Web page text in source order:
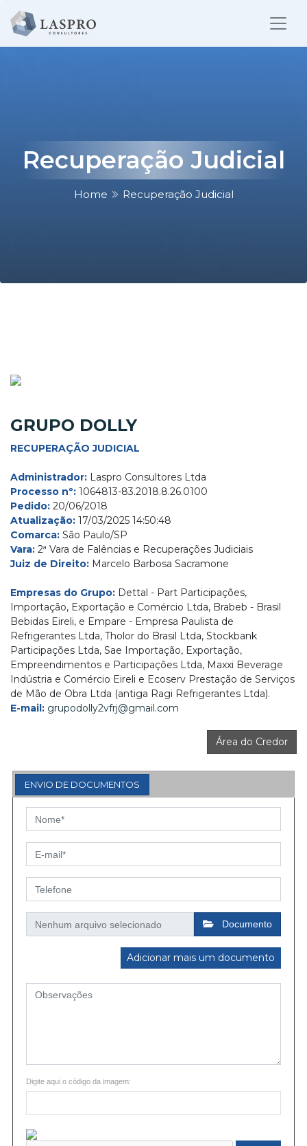
Recuperação Judicial
Home Recuperação Judicial
GRUPO DOLLY
RECUPERAÇÃO JUDICIAL
Administrador: Laspro Consultores Ltda
Processo nº: 1064813-83.2018.8.26.0100
Pedido: 20/06/2018
Atualização: 17/03/2025 14:50:48
Comarca: São Paulo/SP
Vara: 2ª Vara de Falências e Recuperações Judiciais
Juiz de Direito: Marcelo Barbosa Sacramone
Empresas do Grupo: Dettal - Part Participações,
Importação, Exportação e Comércio Ltda, Brabeb - Brasil
Bebidas Eireli, e Empare - Empresa Paulista de
Refrigerantes Ltda, Tholor do Brasil Ltda, Stockbank
Participações Ltda, Sae Importação, Exportação,
Empreendimentos e Participações Ltda, Maxxi Beverage
Indústria e Comércio Eireli e Ecoserv Prestação de Serviços
de Mão de Obra Ltda (antiga Ragi Refrigerantes Ltda).
E-mail: grupodolly2vfrj@gmail.com
Área do Credor
ENVIO DE DOCUMENTOS
Documento
Adicionar mais um documento
Digite aqui o código da imagem: